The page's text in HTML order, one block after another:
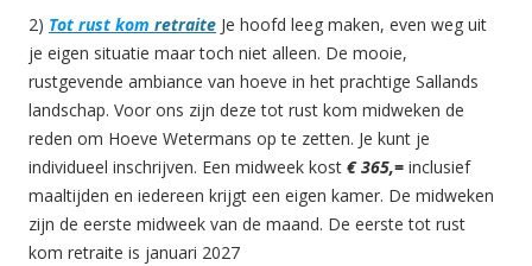
2) Tot rust kom retraite Je hoofd leeg maken, even weg uit
je eigen situatie maar toch niet alleen. De mooie,
rustgevende ambiance van hoeve in het prachtige Sallands
landschap. Voor ons zijn deze tot rust kom midweken de
reden om Hoeve Wetermans op te zetten. Je kunt je
individueel inschrijven. Een midweek kost € 365,= inclusief
maaltijden en iedereen krijgt een eigen kamer. De midweken
zijn de eerste midweek van de maand. De eerste tot rust
kom retraite is januari 2027